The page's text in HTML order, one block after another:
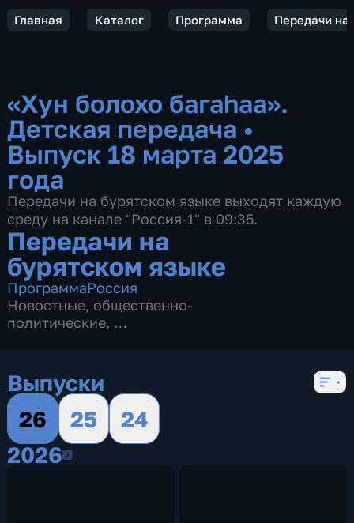
Главная Каталог Программа Передачи на
«Хyн болохо багаhаа».
Детская передача •
Выпуск 18 марта 2025
года
Передачи на бурятском языке выходят каждую
среду на канале "Россия-1" в 09:35.
Передачи на
бурятском языке
ПрограммаРоссия
Новостные, общественно-
политические,
Выпуски
26
25
24
20262026